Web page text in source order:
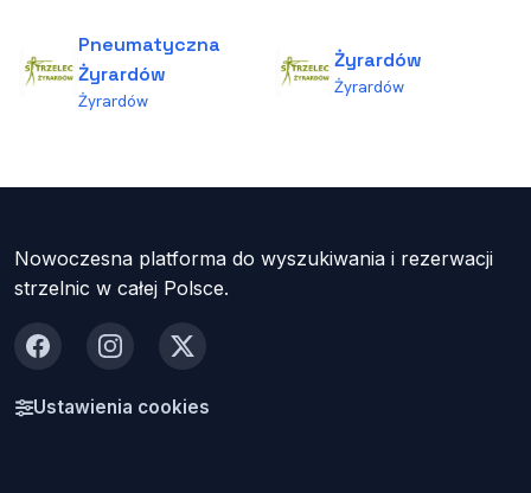
Pneumatyczna
Żyrardów
Żyrardów
Żyrardów
Żyrardów
Nowoczesna platforma do wyszukiwania i rezerwacji
strzelnic w całej Polsce.
FacebookInstagram
X
Ustawienia cookies